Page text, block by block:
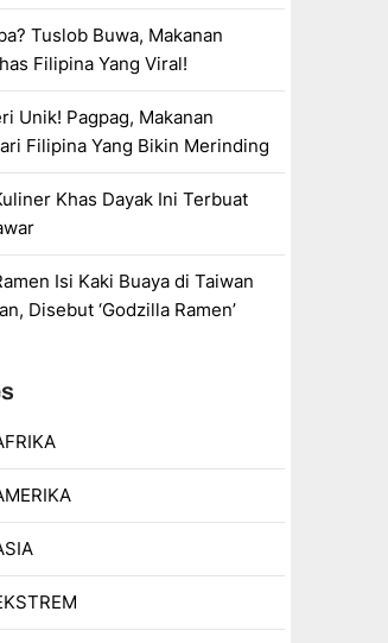
Tuslob Buwa, Makanan
Filipina Yang Viral!
Unik! Pagpag, Makanan
Filipina Yang Bikin Merinding
Khas Dayak Ini Terbuat
Isi Kaki Buaya di Taiwan
Disebut ‘Godzilla Ramen’